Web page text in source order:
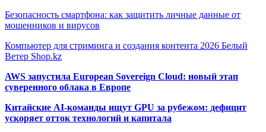
Безопасность смартфона: как защитить личные данные от
мошенников и вирусов
Компьютер для стриминга и создания контента 2026 Белый
Ветер Shop.kz
AWS запустила European Sovereign Cloud: новый этап
суверенного облака в Европе
Китайские AI-команды ищут GPU за рубежом: дефицит
ускоряет отток технологий и капитала